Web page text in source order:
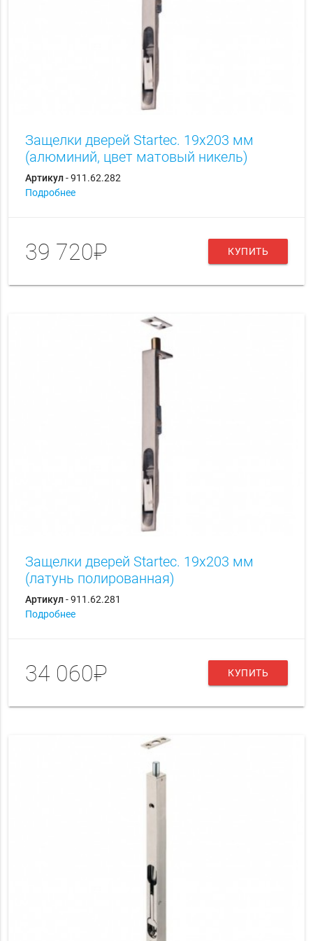
Защелки дверей Startec. 19х203 мм
(алюминий, цвет матовый никель)
Артикул- 911.62.282
Подробнее
39 720₽ КУПИТЬ
Защелки дверей Startec. 19х203 мм
(латунь полированная)
Артикул- 911.62.281
Подробнее
34 060₽ КУПИТЬ